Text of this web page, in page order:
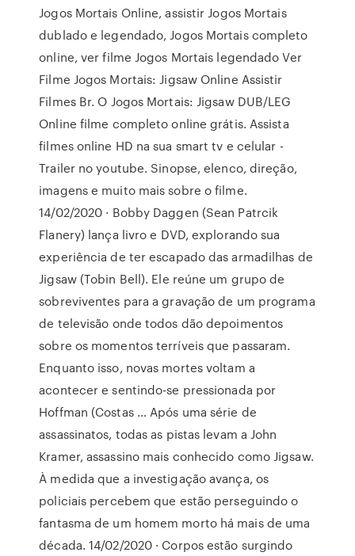
Jogos Mortais Online, assistir Jogos Mortais
dublado e legendado, Jogos Mortais completo
online, ver filme Jogos Mortais legendado Ver
Filme Jogos Mortais: Jigsaw Online Assistir
Filmes Br. O Jogos Mortais: Jigsaw DUB/LEG
Online filme completo online grátis. Assista
filmes online HD na sua smart tv e celular -
Trailer no youtube. Sinopse, elenco, direção,
imagens e muito mais sobre o filme.
14/02/2020 · Bobby Daggen (Sean Patrcik
Flanery) lança livro e DVD, explorando sua
experiência de ter escapado das armadilhas de
Jigsaw (Tobin Bell). Ele reúne um grupo de
sobreviventes para a gravação de um programa
de televisão onde todos dão depoimentos
sobre os momentos terríveis que passaram.
Enquanto isso, novas mortes voltam a
acontecer e sentindo-se pressionada por
Hoffman (Costas … Após uma série de
assassinatos, todas as pistas levam a John
Kramer, assassino mais conhecido como Jigsaw.
À medida que a investigação avança, os
policiais percebem que estão perseguindo o
fantasma de um homem morto há mais de uma
década. 14/02/2020 · Corpos estão surgindo